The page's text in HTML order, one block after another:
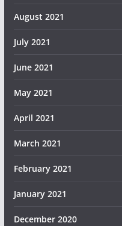
August 2021
July 2021
June 2021
May 2021
April 2021
March 2021
February 2021
January 2021
December 2020